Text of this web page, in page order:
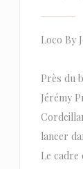
Loco By
Près du
Jérémy
lancer
Le cadre